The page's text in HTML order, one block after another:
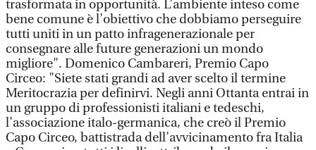
trasformata in opportunità. L’ambiente inteso come
bene comune è l’obiettivo che dobbiamo perseguire
tutti uniti in un patto infragenerazionale per
consegnare alle future generazioni un mondo
migliore". Domenico Cambareri, Premio Capo
Circeo: "Siete stati grandi ad aver scelto il termine
Meritocrazia per definirvi. Negli anni Ottanta entrai in
un gruppo di professionisti italiani e tedeschi,
l’associazione italo-germanica, che creò il Premio
Capo Circeo, battistrada dell’avvicinamento fra Italia